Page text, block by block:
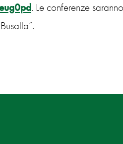
. Le conferenze